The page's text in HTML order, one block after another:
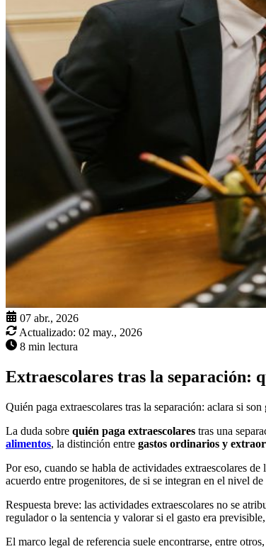
07 abr., 2026
Actualizado: 02 may., 2026
8 min lectura
Extraescolares tras la separación:
Quién paga extraescolares tras la separación: aclara si
La duda sobre quién paga extraescolares tras una
alimentos, la distinción entre gastos ordinarios y
Por eso, cuando se habla de actividades extraescolares
acuerdo entre progenitores, de si se integran en el nivel
Respuesta breve: las actividades extraescolares no se
regulador o la sentencia y valorar si el gasto era
El marco legal de referencia suele encontrarse, entre